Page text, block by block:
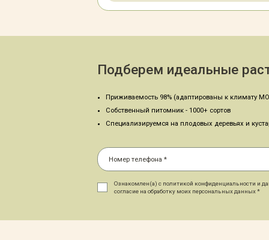
Подберем идеальные
Приживаемость 98% (адаптированы к климату
Собственный питомник - 1000+ сортов
Специализируемся на плодовых деревьях и
Ознакомлен(а) с политикой конфиденциальности и
согласие на обработку моих персональных данных *